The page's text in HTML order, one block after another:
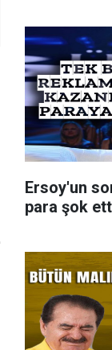
Ersoy'un
para şok